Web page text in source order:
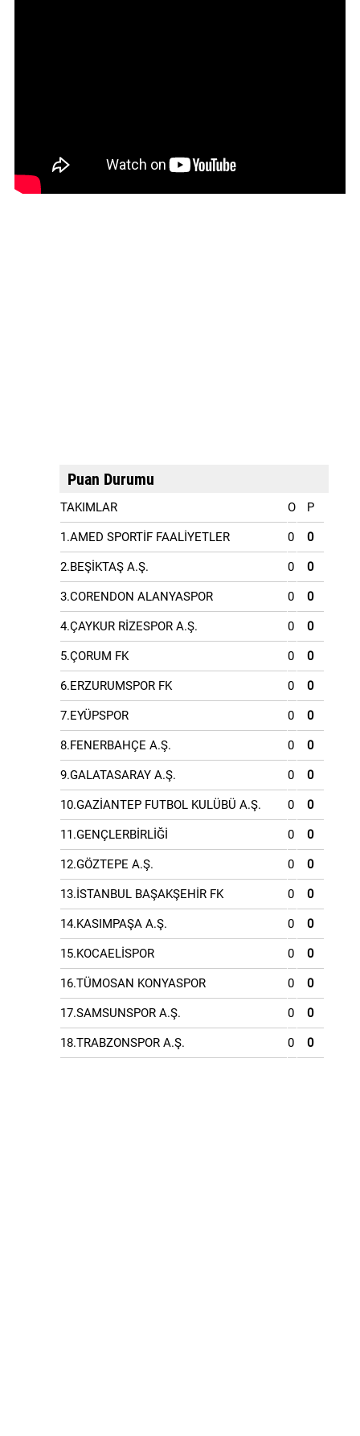
Puan Durumu
TAKIMLAR O P
1.AMED SPORTİF FAALİYETLER 0 0
2.BEŞİKTAŞ A.Ş. 0 0
3.CORENDON ALANYASPOR 0 0
4.ÇAYKUR RİZESPOR A.Ş. 0 0
5.ÇORUM FK 0 0
6.ERZURUMSPOR FK 0 0
7.EYÜPSPOR 0 0
8.FENERBAHÇE A.Ş. 0 0
9.GALATASARAY A.Ş. 0 0
10.GAZİANTEP FUTBOL KULÜBÜ A.Ş. 0 0
11.GENÇLERBİRLİĞİ 0 0
12.GÖZTEPE A.Ş. 0 0
13.İSTANBUL BAŞAKŞEHİR FK 0 0
14.KASIMPAŞA A.Ş. 0 0
15.KOCAELİSPOR 0 0
16.TÜMOSAN KONYASPOR 0 0
17.SAMSUNSPOR A.Ş. 0 0
18.TRABZONSPOR A.Ş. 0 0